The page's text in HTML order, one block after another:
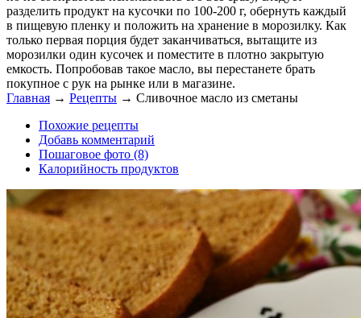
разделить продукт на кусочки по 100-200 г, обернуть каждый
в пищевую пленку и положить на хранение в морозилку. Как
только первая порция будет заканчиваться, вытащите из
морозилки один кусочек и поместите в плотно закрытую
емкость. Попробовав такое масло, вы перестанете брать
покупное с рук на рынке или в магазине.
Главная → Рецепты → Сливочное масло из сметаны
Похожие рецепты
Добавь комментарий
Пошаговое фото (8)
Калорийность продуктов